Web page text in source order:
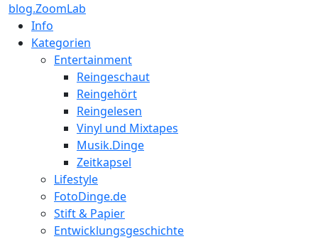
blog.ZoomLab
Info
Kategorien
Entertainment
Reingeschaut
Reingehört
Reingelesen
Vinyl und Mixtapes
Musik.Dinge
Zeitkapsel
Lifestyle
FotoDinge.de
Stift & Papier
Entwicklungsgeschichte